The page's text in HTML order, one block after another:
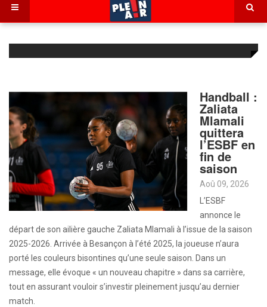
Handball :
Zaliata
Mlamali
quittera
l’ESBF en
fin de
saison
Aoû 09, 2026
L’ESBF
annonce le
départ de son ailière gauche Zaliata Mlamali à l’issue de la saison
2025-2026. Arrivée à Besançon à l’été 2025, la joueuse n’aura
porté les couleurs bisontines qu’une seule saison. Dans un
message, elle évoque « un nouveau chapitre » dans sa carrière,
tout en assurant vouloir s’investir pleinement jusqu’au dernier
match.